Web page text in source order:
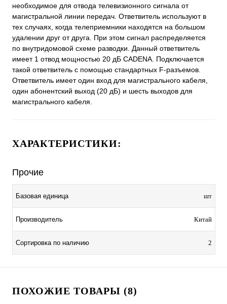
необходимое для отвода телевизионного сигнала от
магистральной линии передач. Ответвитель используют в
тех случаях, когда телеприемники находятся на большом
удалении друг от друга. При этом сигнал распределяется
по внутридомовой схеме разводки. Данный ответвитель
имеет 1 отвод мощностью 20 дБ CADENA. Подключается
такой ответвитель с помощью стандартных F-разъемов.
Ответвитель имеет один вход для магистрального кабеля,
один абонентский выход (20 дБ) и шесть выходов для
магистрального кабеля.
ХАРАКТЕРИСТИКИ:
Прочие
Базовая единица шт
Производитель Китай
Сортировка по наличию 2
ПОХОЖИЕ ТОВАРЫ (8)